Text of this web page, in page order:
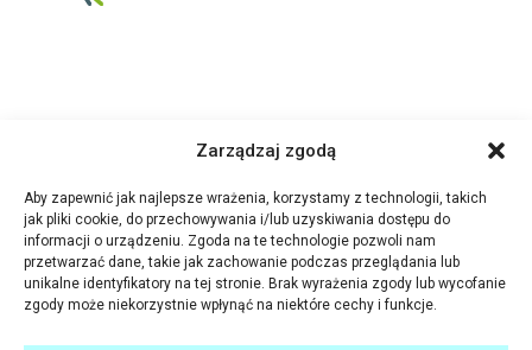
Zarządzaj zgodą
Aby zapewnić jak najlepsze wrażenia, korzystamy z technologii, takich
jak pliki cookie, do przechowywania i/lub uzyskiwania dostępu do
informacji o urządzeniu. Zgoda na te technologie pozwoli nam
przetwarzać dane, takie jak zachowanie podczas przeglądania lub
unikalne identyfikatory na tej stronie. Brak wyrażenia zgody lub wycofanie
zgody może niekorzystnie wpłynąć na niektóre cechy i funkcje.